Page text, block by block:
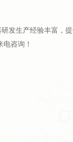
发生产经验丰富，
咨询！